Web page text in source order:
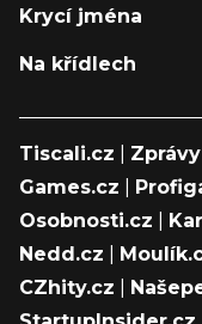
Krycí jména
Na křídlech
Tiscali.cz Zprávy
Games.cz
Osobnosti.cz
Nedd.cz
CZhity.cz